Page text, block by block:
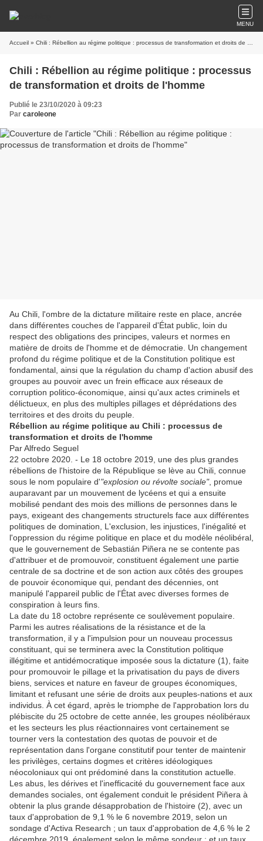
MENU
Accueil » Chili : Rébellion au régime politique : processus de transformation et droits de l'homme
Chili : Rébellion au régime politique : processus
de transformation et droits de l'homme
Publié le 23/10/2020 à 09:23
Par caroleone
Au Chili, l'ombre de la dictature militaire reste en place, ancrée
dans différentes couches de l'appareil d'État public, loin du
respect des obligations des principes, valeurs et normes en
matière de droits de l'homme et de démocratie. Un changement
profond du régime politique et de la Constitution politique est
fondamental, ainsi que la régulation du champ d'action abusif des
groupes au pouvoir avec un frein efficace aux réseaux de
corruption politico-économique, ainsi qu'aux actes criminels et
délictueux, en plus des multiples pillages et déprédations des
territoires et des droits du peuple.
Rébellion au régime politique au Chili : processus de
transformation et droits de l'homme
Par Alfredo Seguel
22 octobre 2020. - Le 18 octobre 2019, une des plus grandes
rébellions de l'histoire de la République se lève au Chili, connue
sous le nom populaire d'"explosion ou révolte sociale", promue
auparavant par un mouvement de lycéens et qui a ensuite
mobilisé pendant des mois des millions de personnes dans le
pays, exigeant des changements structurels face aux différentes
politiques de domination, L'exclusion, les injustices, l'inégalité et
l'oppression du régime politique en place et du modèle néolibéral,
que le gouvernement de Sebastián Piñera ne se contente pas
d'attribuer et de promouvoir, constituent également une partie
centrale de sa doctrine et de son action aux côtés des groupes
de pouvoir économique qui, pendant des décennies, ont
manipulé l'appareil public de l'État avec diverses formes de
conspiration à leurs fins.
La date du 18 octobre représente ce soulèvement populaire.
Parmi les autres réalisations de la résistance et de la
transformation, il y a l'impulsion pour un nouveau processus
constituant, qui se terminera avec la Constitution politique
illégitime et antidémocratique imposée sous la dictature (1), faite
pour promouvoir le pillage et la privatisation du pays de divers
biens, services et nature en faveur de groupes économiques,
limitant et refusant une série de droits aux peuples-nations et aux
individus. À cet égard, après le triomphe de l'approbation lors du
plébiscite du 25 octobre de cette année, les groupes néolibéraux
et les secteurs les plus réactionnaires vont certainement se
tourner vers la contestation des quotas de pouvoir et de
représentation dans l'organe constitutif pour tenter de maintenir
les privilèges, certains dogmes et critères idéologiques
néocoloniaux qui ont prédominé dans la constitution actuelle.
Les abus, les dérives et l'inefficacité du gouvernement face aux
demandes sociales, ont également conduit le président Piñera à
obtenir la plus grande désapprobation de l'histoire (2), avec un
taux d'approbation de 9,1 % le 6 novembre 2019, selon un
sondage d'Activa Research ; un taux d'approbation de 4,6 % le 2